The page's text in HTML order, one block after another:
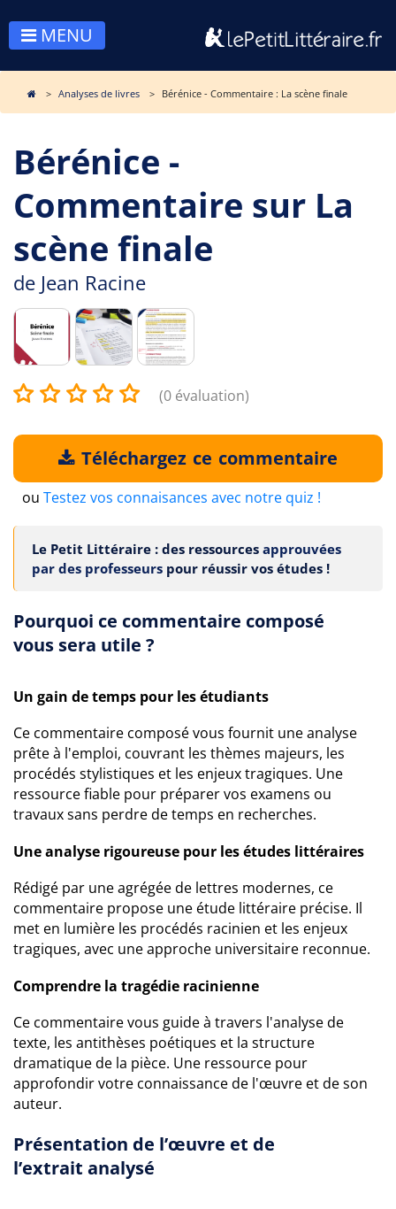
MENU
Analyses de livres Bérénice - Commentaire : La scène finale
Bérénice -
Commentaire sur La
scène finale
de Jean Racine
(0 évaluation)
Téléchargez ce commentaire
ou Testez vos connaisances avec notre quiz !
Le Petit Littéraire : des ressources approuvées
par des professeurs pour réussir vos études !
Pourquoi ce commentaire composé
vous sera utile ?
Un gain de temps pour les étudiants
Ce commentaire composé vous fournit une analyse
prête à l'emploi, couvrant les thèmes majeurs, les
procédés stylistiques et les enjeux tragiques. Une
ressource fiable pour préparer vos examens ou
travaux sans perdre de temps en recherches.
Une analyse rigoureuse pour les études littéraires
Rédigé par une agrégée de lettres modernes, ce
commentaire propose une étude littéraire précise. Il
met en lumière les procédés racinien et les enjeux
tragiques, avec une approche universitaire reconnue.
Comprendre la tragédie racinienne
Ce commentaire vous guide à travers l'analyse de
texte, les antithèses poétiques et la structure
dramatique de la pièce. Une ressource pour
approfondir votre connaissance de l'œuvre et de son
auteur.
Présentation de l’œuvre et de
l’extrait analysé